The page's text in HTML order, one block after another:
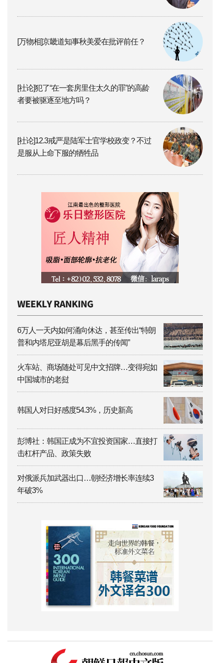
[万物相]京畿道知事秋美爱在批评前任？
[社论]犯了“在一套房里住太久的罪”的高龄
者要被驱逐至地方吗？
[社论]12.3戒严是陆军士官学校政变？不过
是服从上命下服的牺牲品
6万人一天内如何涌向休达，甚至传出“特朗
普和内塔尼亚胡是幕后黑手的传闻”
火车站、商场随处可见中文招牌…变得宛如
中国城市的老挝
韩国人对日好感度54.3%，历史新高
彭博社：韩国正成为不宜投资国家…直接打
击杠杆产品、政策失败
对俄派兵加武器出口…朝经济增长率连续3
年破3%